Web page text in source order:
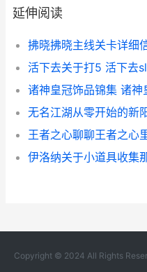
延伸阅读
拂晓拂晓主线关卡详细
活下去关于打5 活下去sl
诸神皇冠饰品锦集 诸神
伊洛纳关于小道具收集
Copyright © 2024 All Rights